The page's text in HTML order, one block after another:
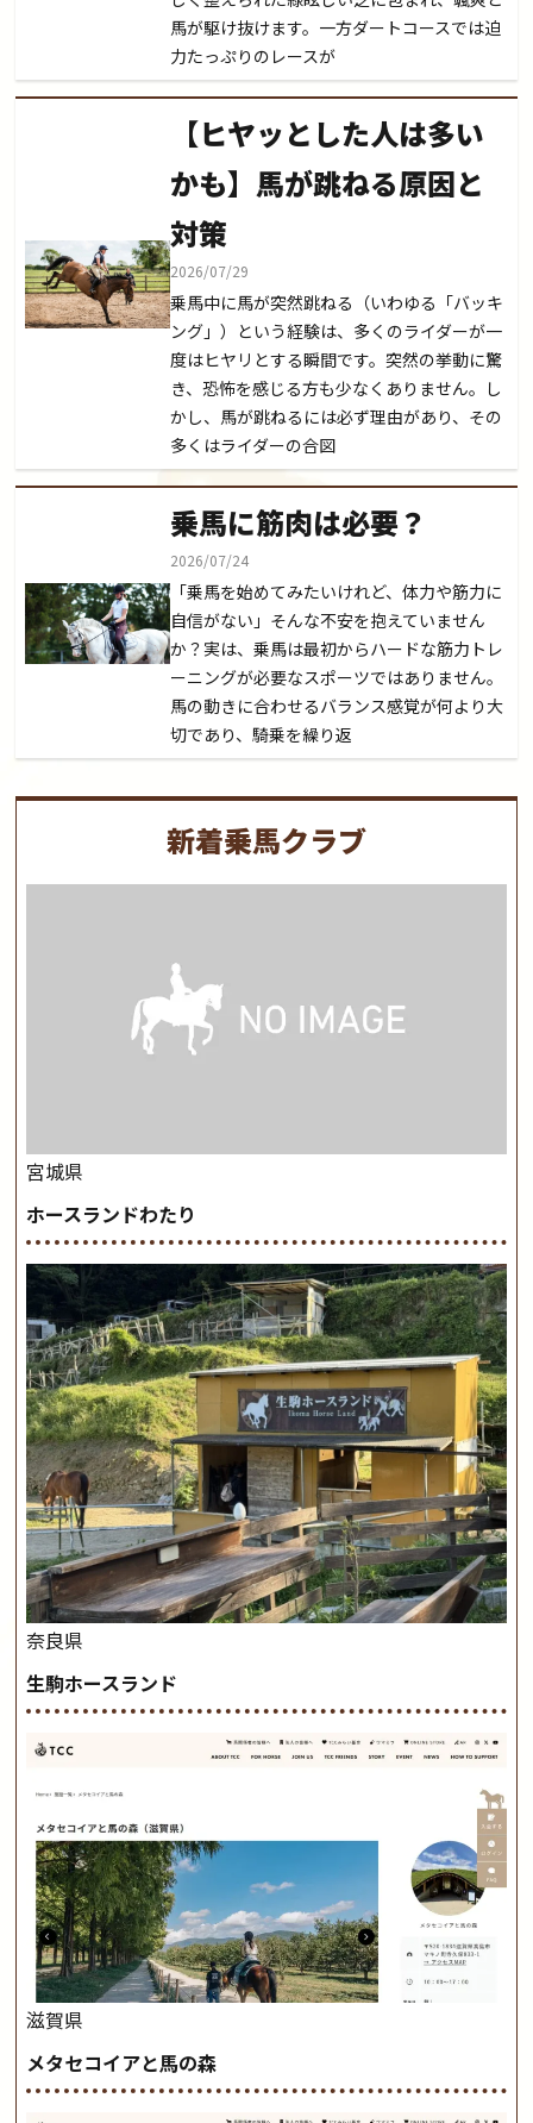
馬が駆け抜けます。一方ダートコースでは迫
力たっぷりのレースが
【ヒヤッとした人は多い
かも】馬が跳ねる原因と
対策
2026/07/29
乗馬中に馬が突然跳ねる（いわゆる「バッキ
ング」）という経験は、多くのライダーが一
度はヒヤリとする瞬間です。突然の挙動に驚
き、恐怖を感じる方も少なくありません。し
かし、馬が跳ねるには必ず理由があり、その
多くはライダーの合図
乗馬に筋肉は必要？
2026/07/24
「乗馬を始めてみたいけれど、体力や筋力に
自信がない」そんな不安を抱えていません
か？実は、乗馬は最初からハードな筋力トレ
ーニングが必要なスポーツではありません。
馬の動きに合わせるバランス感覚が何より大
切であり、騎乗を繰り返
新着乗馬クラブ
宮城県
ホースランドわたり
奈良県
生駒ホースランド
滋賀県
メタセコイアと馬の森